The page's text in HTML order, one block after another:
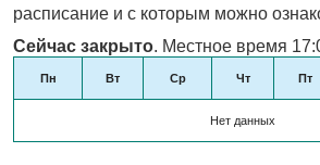
расписание и с которым можно
Сейчас закрыто. Местное время
Пн Вт Ср Чт Пт
Нет данных